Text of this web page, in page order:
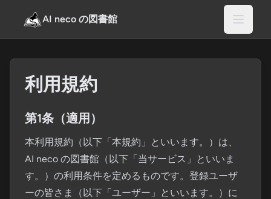
AI neco の図書館
利用規約
第1条（適用）
本利用規約（以下「本規約」といいます。）は、
AI neco の図書館（以下「当サービス」といいま
す。）の利用条件を定めるものです。登録ユーザ
ーの皆さま（以下「ユーザー」といいます。）に